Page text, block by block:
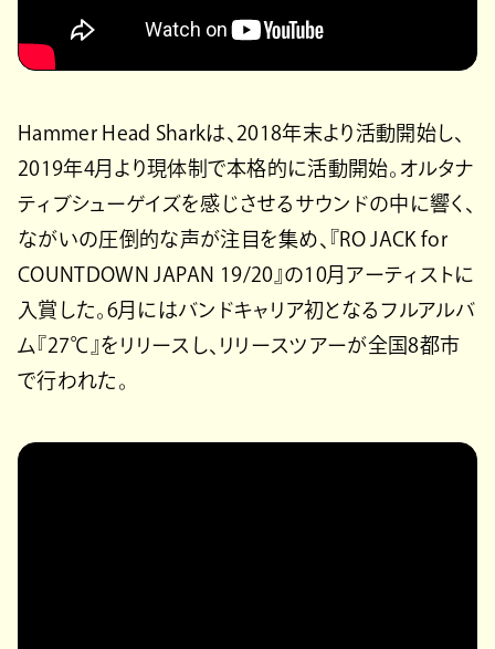
Hammer Head Sharkは、2018年末より活動開始し、
2019年4月より現体制で本格的に活動開始。オルタナ
ティブシューゲイズを感じさせるサウンドの中に響く、
ながいの圧倒的な声が注目を集め、『RO JACK for
COUNTDOWN JAPAN 19/20』の10月アーティストに
入賞した。6月にはバンドキャリア初となるフルアルバ
ム『27℃』をリリースし、リリースツアーが全国8都市
で行われた。